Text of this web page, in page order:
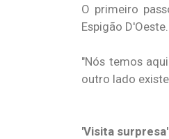
O primeiro
Espigão D'Oeste.
"Nós temos
outro lado
'Visita surpresa'